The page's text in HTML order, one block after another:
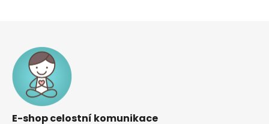
E-shop celostní komunikace